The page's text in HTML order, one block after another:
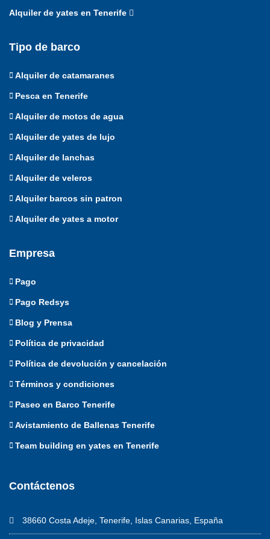
Alquiler de yates en Tenerife
Tipo de barco
Alquiler de catamaranes
Pesca en Tenerife
Alquiler de motos de agua
Alquiler de yates de lujo
Alquiler de lanchas
Alquiler de veleros
Alquiler barcos sin patron
Alquiler de yates a motor
Empresa
Pago
Pago Redsys
Blog y Prensa
Política de privacidad
Política de devolución y cancelación
Términos y condiciones
Paseo en Barco Tenerife
Avistamiento de Ballenas Tenerife
Team building en yates en Tenerife
Contáctenos
38660 Costa Adeje, Tenerife, Islas Canarias, España